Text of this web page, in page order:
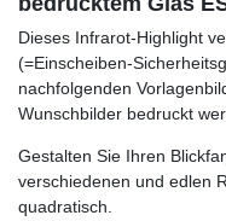
Dieses Infrarot-Highlight
(=Einscheiben-
nachfolgenden
Wunschbilder bedruckt
Gestalten Sie Ihren
verschiedenen und edlen
quadratisch.